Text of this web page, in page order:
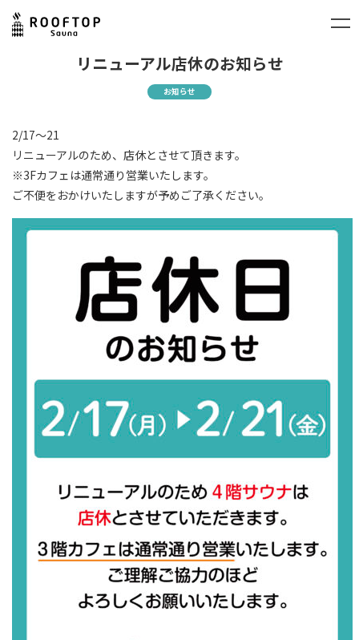
リニューアル店休のお知らせ
お知らせ
2/17〜21
リニューアルのため、店休とさせて頂きます。
※3Fカフェは通常通り営業いたします。
ご不便をおかけいたしますが予めご了承ください。